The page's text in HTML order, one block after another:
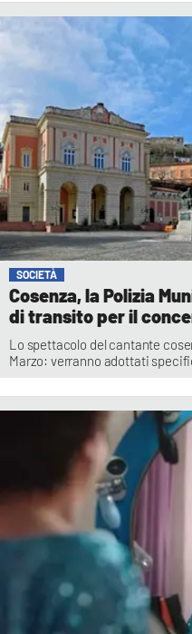
SOCIETÀ
Cosenza, la Polizia
di transito per il
Lo spettacolo del cantante
Marzo: verranno adottati